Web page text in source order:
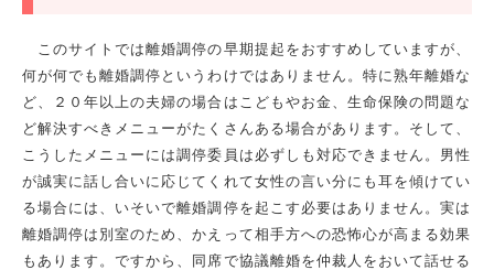
このサイトでは離婚調停の早期提起をおすすめしていますが、
何が何でも離婚調停というわけではありません。特に熟年離婚な
ど、２０年以上の夫婦の場合はこどもやお金、生命保険の問題な
ど解決すべきメニューがたくさんある場合があります。そして、
こうしたメニューには調停委員は必ずしも対応できません。男性
が誠実に話し合いに応じてくれて女性の言い分にも耳を傾けてい
る場合には、いそいで離婚調停を起こす必要はありません。実は
離婚調停は別室のため、かえって相手方への恐怖心が高まる効果
もあります。ですから、同席で協議離婚を仲裁人をおいて話せる